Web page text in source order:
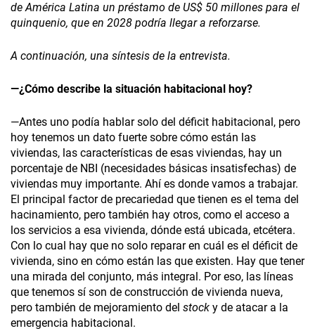
de América Latina un préstamo de US$ 50 millones para el
quinquenio, que en 2028 podría llegar a reforzarse.
A continuación, una síntesis de la entrevista.
—¿Cómo describe la situación habitacional hoy?
—Antes uno podía hablar solo del déficit habitacional, pero
hoy tenemos un dato fuerte sobre cómo están las
viviendas, las características de esas viviendas, hay un
porcentaje de NBI (necesidades básicas insatisfechas) de
viviendas muy importante. Ahí es donde vamos a trabajar.
El principal factor de precariedad que tienen es el tema del
hacinamiento, pero también hay otros, como el acceso a
los servicios a esa vivienda, dónde está ubicada, etcétera.
Con lo cual hay que no solo reparar en cuál es el déficit de
vivienda, sino en cómo están las que existen. Hay que tener
una mirada del conjunto, más integral. Por eso, las líneas
que tenemos sí son de construcción de vivienda nueva,
pero también de mejoramiento del stock y de atacar a la
emergencia habitacional.